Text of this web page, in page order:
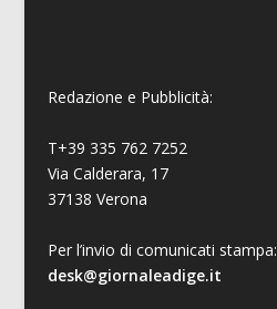
Redazione e Pubblicità:
T+39 335 762 7252
Via Calderara, 17
37138 Verona
Per l’invio di comunicati stampa:
desk@giornaleadige.it